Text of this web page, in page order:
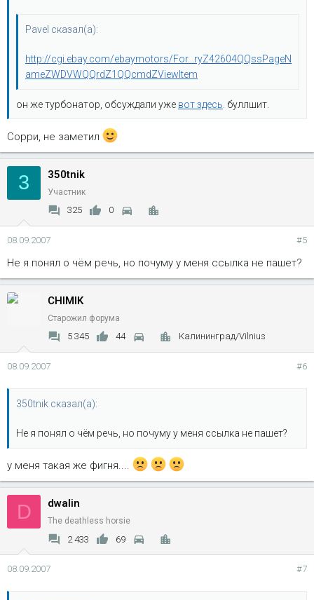
Pavel сказал(а):
http://cgi.ebay.com/ebaymotors/For...ryZ42604QQssPageN
ameZWDVWQQrdZ1QQcmdZViewItem
он же турбонатор, обсуждали уже вот здесь. буллшит.
Сорри, не заметил
3 350tnik
Участник
325 0
08.09.2007 #5
Не я понял о чём речь, но почуму у меня ссылка не пашет?
CHIMIK
Старожил форума
5 345 44 Калининград/Vilnius
08.09.2007 #6
350tnik сказал(а):
Не я понял о чём речь, но почуму у меня ссылка не пашет?
у меня такая же фигня....
D dwalin
The deathless horsie
2 433 69
08.09.2007 #7